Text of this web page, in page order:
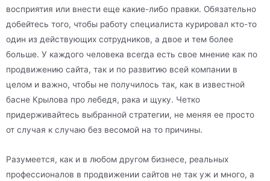
восприятия или внести еще какие-либо правки. Обязательно
добейтесь того, чтобы работу специалиста курировал кто-то
один из действующих сотрудников, а двое и тем более
больше. У каждого человека всегда есть свое мнение как по
продвижению сайта, так и по развитию всей компании в
целом и важно, чтобы не получилось так, как в известной
басне Крылова про лебедя, рака и щуку. Четко
придерживайтесь выбранной стратегии, не меняя ее просто
от случая к случаю без весомой на то причины.
Разумеется, как и в любом другом бизнесе, реальных
профессионалов в продвижении сайтов не так уж и много, а